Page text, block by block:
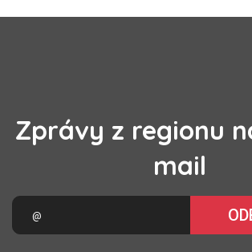
Zprávy z regionu
mail